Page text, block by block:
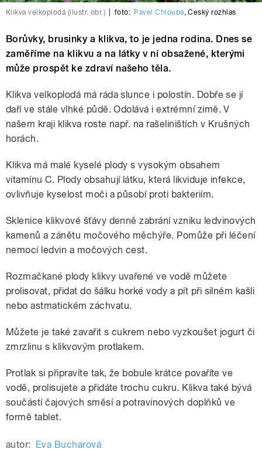
Klikva velkoplodá (ilustr. obr.) foto: Pavel Chlouba,Český rozhlas
Borůvky, brusinky a klikva, to je jedna rodina. Dnes se
zaměříme na klikvu a na látky v ní obsažené, kterými
může prospět ke zdraví našeho těla.
Klikva velkoplodá má ráda slunce i polostín. Dobře se jí
daří ve stále vlhké půdě. Odolává i extrémní zimě. V
našem kraji klikva roste např. na rašeliništích v Krušných
horách.
Klikva má malé kyselé plody s vysokým obsahem
vitamínu C. Plody obsahují látku, která likviduje infekce,
ovlivňuje kyselost moči a působí proti bakteriím.
Sklenice klikvové šťávy denně zabrání vzniku ledvinových
kamenů a zánětu močového měchýře. Pomůže při léčení
nemocí ledvin a močových cest.
Rozmačkané plody klikvy uvařené ve vodě můžete
prolisovat, přidat do šálku horké vody a pít při silném kašli
nebo astmatickém záchvatu.
Můžete je také zavařit s cukrem nebo vyzkoušet jogurt či
zmrzlinu s klikvovým protlakem.
Protlak si připravíte tak, že bobule krátce povaříte ve
vodě, prolisujete a přidáte trochu cukru. Klikva také bývá
součástí čajových směsí a potravinových doplňků ve
formě tablet.
autor: Eva Bucharová